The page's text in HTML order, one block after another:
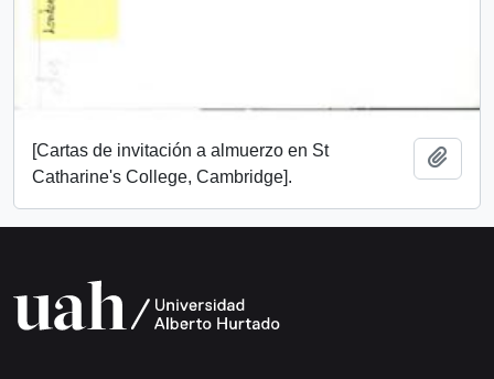
[Cartas de invitación a almuerzo en St
Catharine's College, Cambridge].